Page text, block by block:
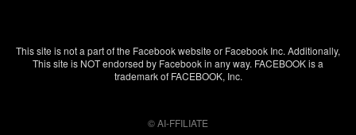
This site is not a part of the Facebook website or Facebook Inc. Additionally,
This site is NOT endorsed by Facebook in any way. FACEBOOK is a
trademark of FACEBOOK, Inc.
© AI-FFILIATE